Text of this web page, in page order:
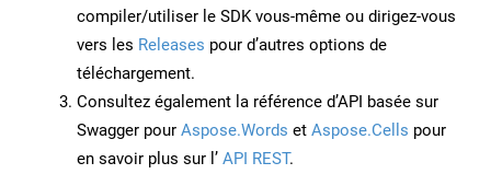
compiler/utiliser le SDK vous-même ou dirigez-vous
vers les Releases pour d’autres options de
téléchargement.
Consultez également la référence d’API basée sur
Swagger pour Aspose.Words et Aspose.Cells pour
en savoir plus sur l’ API REST.